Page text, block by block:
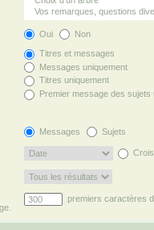
Oui Non
Titres et messages
Messages uniquement
Titres uniquement
Premier message des sujets
Messages Sujets
premiers caractères